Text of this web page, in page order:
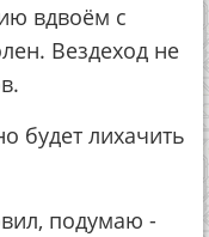
вдвоём с
Вездеход не
будет лихачить
подумаю -